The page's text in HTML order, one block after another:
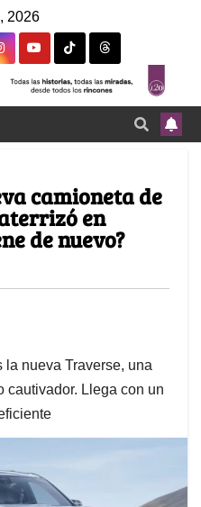
2026
camioneta de
en
de nuevo?
la nueva Traverse, una
cautivador. Llega con un